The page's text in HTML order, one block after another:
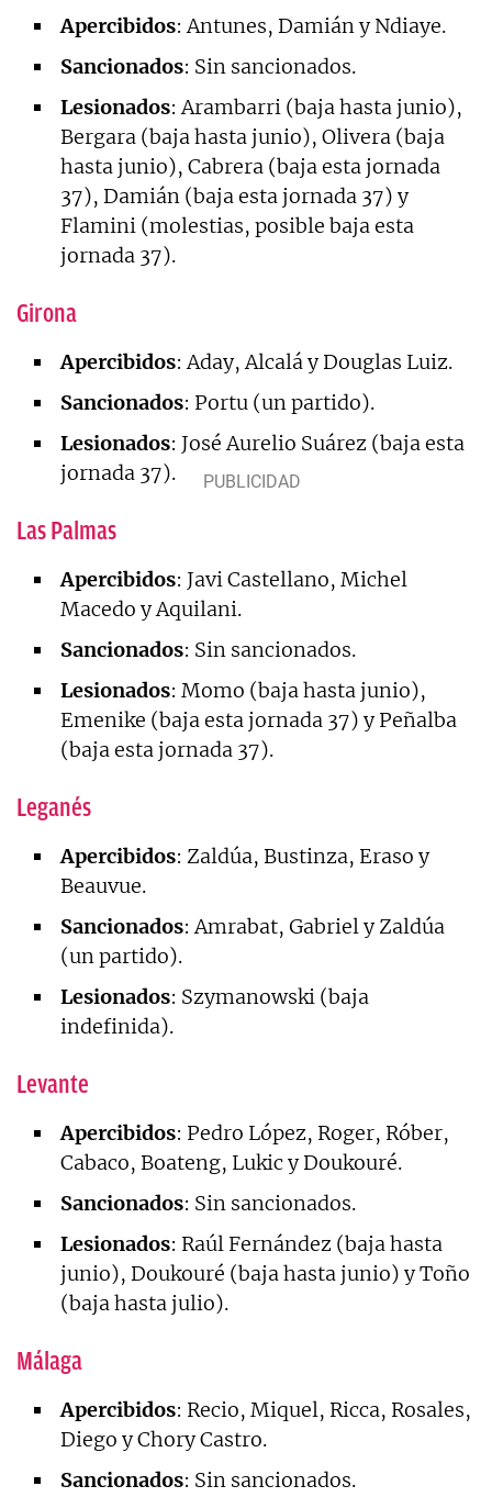
Apercibidos: Antunes, Damián y Ndiaye.
Sancionados: Sin sancionados.
Lesionados: Arambarri (baja hasta junio),
Bergara (baja hasta junio), Olivera (baja
hasta junio), Cabrera (baja esta jornada
37), Damián (baja esta jornada 37) y
Flamini (molestias, posible baja esta
jornada 37).
Girona
Apercibidos: Aday, Alcalá y Douglas Luiz.
Sancionados: Portu (un partido).
Lesionados: José Aurelio Suárez (baja esta
jornada 37).
Las Palmas
Apercibidos: Javi Castellano, Michel
Macedo y Aquilani.
Sancionados: Sin sancionados.
Lesionados: Momo (baja hasta junio),
Emenike (baja esta jornada 37) y Peñalba
(baja esta jornada 37).
Leganés
Apercibidos: Zaldúa, Bustinza, Eraso y
Beauvue.
Sancionados: Amrabat, Gabriel y Zaldúa
(un partido).
Lesionados: Szymanowski (baja
indefinida).
Levante
Apercibidos: Pedro López, Roger, Róber,
Cabaco, Boateng, Lukic y Doukouré.
Sancionados: Sin sancionados.
Lesionados: Raúl Fernández (baja hasta
junio), Doukouré (baja hasta junio) y Toño
(baja hasta julio).
Málaga
Apercibidos: Recio, Miquel, Ricca, Rosales,
Diego y Chory Castro.
Sancionados: Sin sancionados.